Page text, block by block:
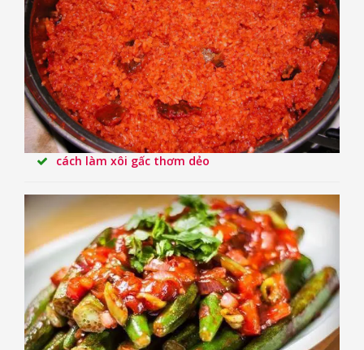
cách làm xôi gấc thơm dẻo